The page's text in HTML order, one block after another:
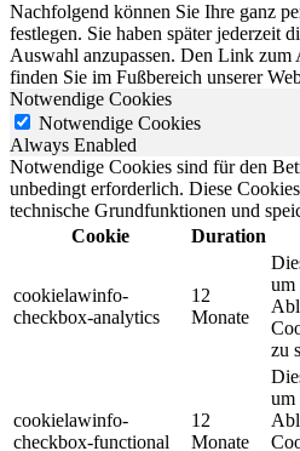
Nachfolgend können Sie Ihre ganz
festlegen. Sie haben später jederzeit
Auswahl anzupassen. Den Link
finden Sie im Fußbereich unserer
Notwendige Cookies
Notwendige Cookies
Always Enabled
Notwendige Cookies sind für den
unbedingt erforderlich. Diese
technische Grundfunktionen und
Cookie
Duration
cookielawinfo-
checkbox-analytics
12
Monate
um
zu
cookielawinfo-
checkbox-functional
12
Monate
um